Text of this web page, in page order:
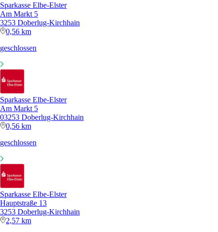
Sparkasse Elbe-Elster
Am Markt 5
3253 Doberlug-Kirchhain
0,56 km
geschlossen
Sparkasse Elbe-Elster
Am Markt 5
03253 Doberlug-Kirchhain
0,56 km
geschlossen
Sparkasse Elbe-Elster
Hauptstraße 13
3253 Doberlug-Kirchhain
2,57 km